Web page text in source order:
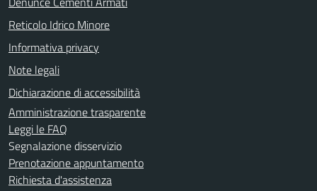
Reticolo Idrico Minore
Informativa privacy
Note legali
Dichiarazione di accessibilità
Amministrazione trasparente
Leggi le FAQ
Segnalazione disservizio
Prenotazione appuntamento
Richiesta d'assistenza